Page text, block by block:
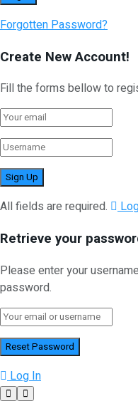
Forgotten Password?
Create New Account!
Fill the forms bellow to
All fields are required.
Retrieve your
Please enter your
password.
Log In